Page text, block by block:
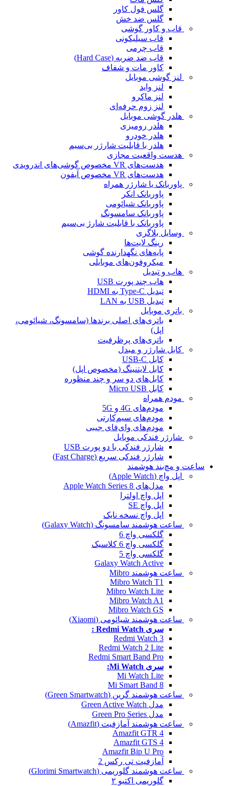
گلس فول کاور
گلس ضد خش
قاب و کاور گوشی
قاب سیلیکونی
قاب چرمی
قاب ضد ضربه (Hard Case)
کاور مات و شفاف
لنز گوشی موبایل
لنز واید
لنز ماکرو
لنز زوم حرفه‌ای
هلدر گوشی موبایل
هلدر رومیزی
هلدر خودرو
هلدر با قابلیت شارژر بی‌سیم
هدست واقعیت مجازی
هدست‌های VR مخصوص گوشی‌های اندرویدی
هدست‌های VR مخصوص آیفون
پاوربانک یا شارژر همراه
پاوربانک انکر
پاوربانک شیائومی
پاوربانک سامسونگ
پاوربانک با قابلیت شارژ بی‌سیم
وسایل بلاگری
رینگ لایت‌ها
پایه‌های نگهدارنده گوشی
میکروفون‌های موبایلی
هاب و تبدیل
هاب چند پورت USB
تبدیل Type-C به HDMI
تبدیل USB به LAN
باتری موبایل
باتری‌های اصلی برندها (سامسونگ، شیائومی،
اپل)
باتری‌های پرظرفیت
کابل شارژر و مبدل
کابل USB-C
کابل لایتنینگ (مخصوص اپل)
کابل‌های دو سر و چند منظوره
کابل Micro USB
مودم همراه
مودم‌های 4G و 5G
مودم‌های سیم‌کارتی
مودم‌های وای‌فای جیبی
شارژر فندکی موبایل
شارژر فندکی با دو پورت USB
شارژر فندکی سریع (Fast Charge)
ساعت و مچ‌بند هوشمند
اپل واچ (Apple Watch)
مدل‌های Apple Watch Series 8
اپل واچ اولترا
اپل واچ SE
اپل واچ نسخه نایک
ساعت هوشمند سامسونگ (Galaxy Watch)
گلکسی واچ 6
گلکسی واچ 6 کلاسیک
گلکسی واچ 5
Galaxy Watch Active
ساعت هوشمند Mibro
Mibro Watch T1
Mibro Watch Lite
Mibro Watch A1
Mibro Watch GS
ساعت هوشمند شیائومی (Xiaomi)
سری Redmi Watch :
Redmi Watch 3
Redmi Watch 2 Lite
Redmi Smart Band Pro
سری Mi Watch:
Mi Watch Lite
Mi Smart Band 8
ساعت هوشمند گرین (Green Smartwatch)
مدل Green Active Watch
مدل Green Pro Series
ساعت هوشمند آمازفیت (Amazfit)
Amazfit GTR 4
Amazfit GTS 4
Amazfit Bip U Pro
آمازفیت تی رکس 2
ساعت هوشمند گلوریمی (Glorimi Smartwatch)
گلوریمی اکتیو ۲